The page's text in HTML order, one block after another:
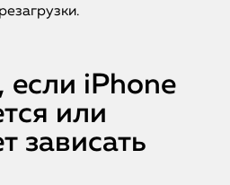
если iPhone
или
зависать